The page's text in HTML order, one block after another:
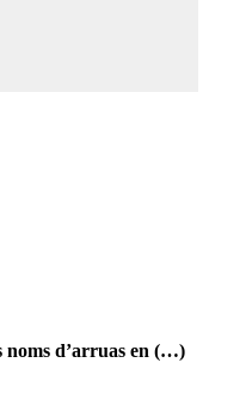
noms d’arruas en (…)